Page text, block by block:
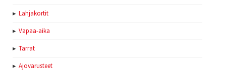
Lahjakortit
Vapaa-aika
Tarrat
Ajovarusteet